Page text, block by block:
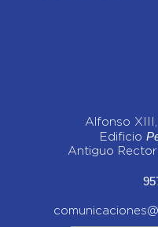
Alfonso XIII,
Edificio
Antiguo